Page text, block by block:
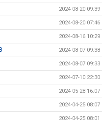
2024-08-20 09:39
2024-08-20 07:46
2024-08-16 10:29
2024-08-07 09:38
2024-08-07 09:33
2024-07-10 22:30
2024-05-28 16:07
2024-04-25 08:07
2024-04-25 08:01